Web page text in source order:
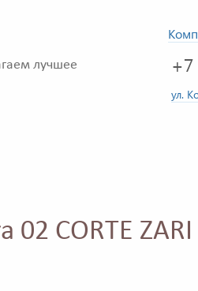
лучшее +7
ул.
02 CORTE ZARI